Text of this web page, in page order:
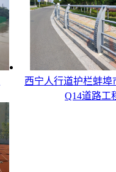
西宁人行道护栏蚌埠
Q14道路工